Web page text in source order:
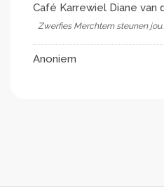
Zwerfies Merchtem steunen jou.
Anoniem